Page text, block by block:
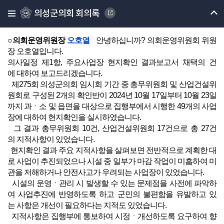
의성군의회 회의록
의회운영위원회 오호열 위원장께서는 발언대로 나오셔서 보고
○의회운영위원장오호열
안녕하십니까? 의회운영위원회 위원
장 오호열입니다.
의사일정 제1항, 주요사업장 현지확인 결과보고서 채택의 건
에 대하여 보고드리겠습니다.
제275회 의성군의회 임시회 기간 중 총무위원회 및 산업건설위
원회로 구성된 2개의 확인반이 2024년 10월 17일부터 10월 23일
까지 과ㆍ소 및 읍면을 대상으로 집행부에서 시행한 49개의 사업
장에 대하여 현지확인을 실시하였습니다.
그 결과 총무위원회 10건, 산업건설위원회 17건으로 총 27건
의 지적사항이 있었습니다.
현지확인 결과 주요 지적사항을 살펴보면 전반적으로 계획한 대
로 사업이 추진되었으나 시설 중 일부가 마감 작업이 미흡하여 미
관을 저해하거나 안전사고가 우려되는 사업장이 있었습니다.
시설의 운영ㆍ관리 시 발생할 수 있는 문제점을 사전에 파악하
여 사업추진에 반영하도록 하고 군민의 불편함을 유발하고 있
는 사항은 개선이 필요하다는 지적도 있었습니다.
지적사항은 집행부에 통보하여 시정ㆍ개선하도록 요구하여 향